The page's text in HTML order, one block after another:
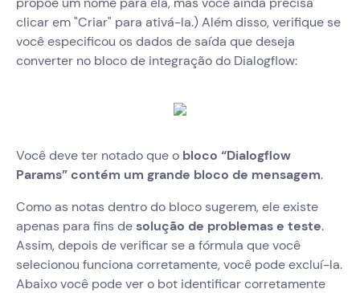
clicar em "Criar" para ativá-la.) Além disso, verifique se
você especificou os dados de saída que deseja
converter no bloco de integração do Dialogflow:
Você deve ter notado que o bloco “Dialogflow
Params” contém um grande bloco de mensagem.
Como as notas dentro do bloco sugerem, ele existe
apenas para fins desolução de problemas e teste.
Assim, depois de verificar se a fórmula que você
selecionou funciona corretamente, você pode excluí-la.
Abaixo você pode ver o bot identificar corretamente